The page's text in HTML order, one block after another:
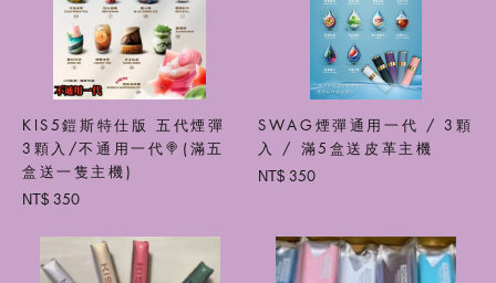
KIS5鎧斯特仕版 五代煙彈
3顆入/不通用一代🍭(滿五
盒送一隻主機)
NT$ 350
SWAG煙彈通用一代 / 3顆
入 / 滿5盒送皮革主機
NT$ 350